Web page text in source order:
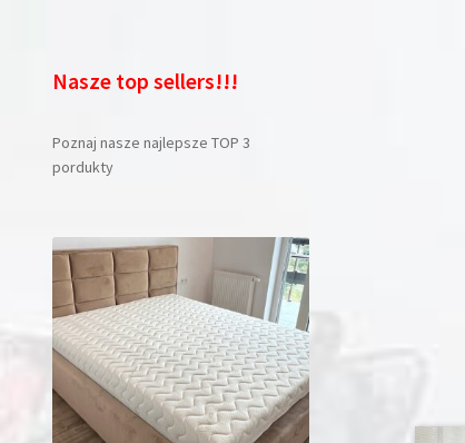
Nasze top sellers!!!
Poznaj nasze najlepsze TOP 3
pordukty